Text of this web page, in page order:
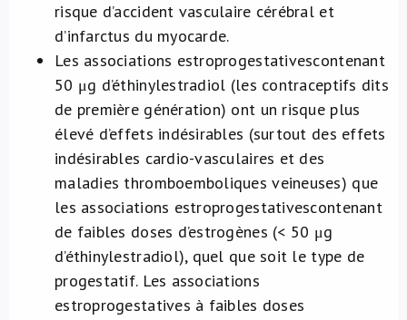
risque d’accident vasculaire cérébral et
d’infarctus du myocarde.
Les associations estroprogestativescontenant
50 μg d’éthinylestradiol (les contraceptifs dits
de première génération) ont un risque plus
élevé d’effets indésirables (surtout des effets
indésirables cardio-vasculaires et des
maladies thromboemboliques veineuses) que
les associations estroprogestativescontenant
de faibles doses d’estrogènes (< 50 μg
d’éthinylestradiol), quel que soit le type de
progestatif. Les associations
estroprogestatives à faibles doses